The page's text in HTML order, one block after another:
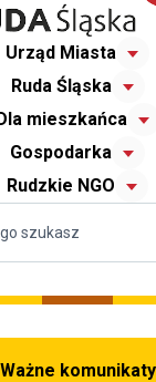
Urząd Miasta
Ruda Śląska
mieszkańca
Gospodarka
Rudzkie NGO
Ważne komunikaty